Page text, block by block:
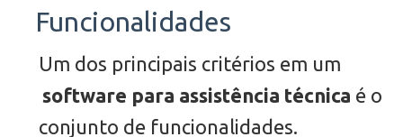
Funcionalidades
Um dos principais critérios em um
software para assistência técnica é o
conjunto de funcionalidades.